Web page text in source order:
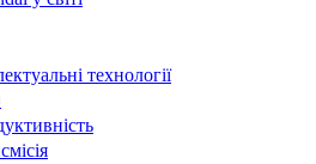
технології